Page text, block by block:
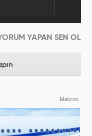
YAPAN SEN OL
Makroo